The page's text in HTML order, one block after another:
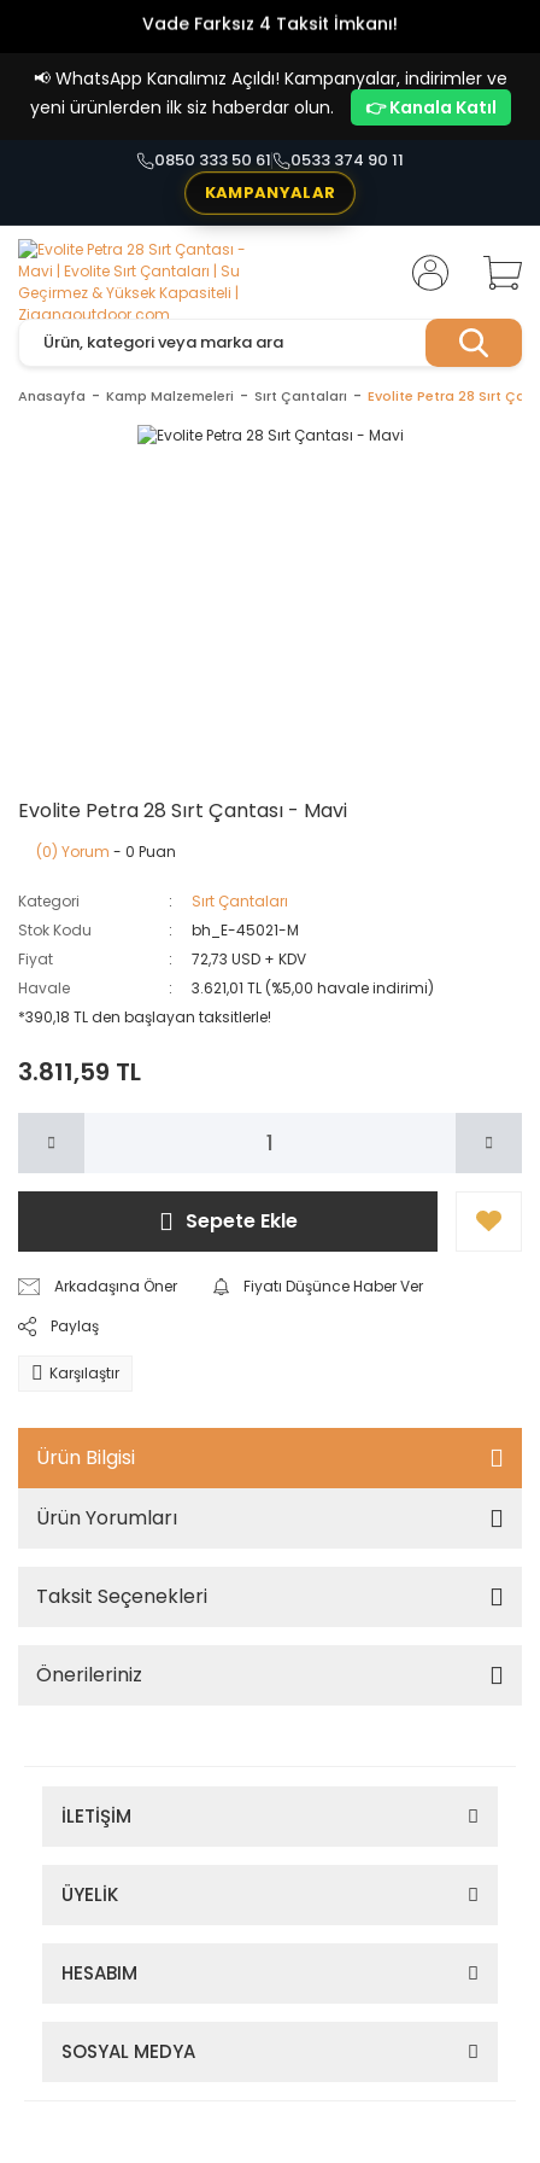
Vade Farksız 4 Taksit İmkanı!
📢 WhatsApp Kanalımız Açıldı! Kampanyalar, indirimler ve
yeni ürünlerden ilk siz haberdar olun.
👉 Kanala Katıl
0850 333 50 61
0533 374 90 11
KAMPANYALAR
Anasayfa Kamp Malzemeleri Sırt Çantaları Evolite Petra 28 Sırt
Evolite Petra 28 Sırt Çantası - Mavi
(0) Yorum - 0 Puan
Kategori
Sırt Çantaları
Stok Kodu
bh_E-45021-M
Fiyat
72,73 USD + KDV
Havale
3.621,01 TL (%5,00 havale indirimi)
*390,18 TL den başlayan taksitlerle!
3.811,59 TL
Sepete Ekle
Arkadaşına Öner
Fiyatı Düşünce Haber Ver
Paylaş
Karşılaştır
Ürün Bilgisi
Ürün Yorumları
Taksit Seçenekleri
Önerileriniz
İLETİŞİM
ÜYELİK
HESABIM
SOSYAL MEDYA